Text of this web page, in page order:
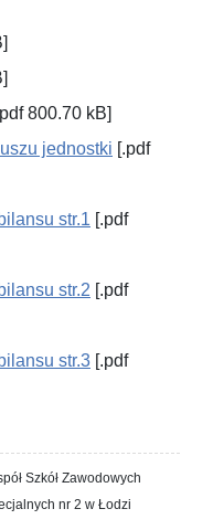
800.70 kB]
jednostki [.pdf
str.1 [.pdf
str.2 [.pdf
str.3 [.pdf
Szkół Zawodowych
nr 2 w Łodzi